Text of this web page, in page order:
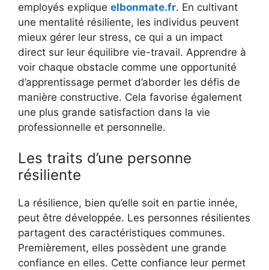
employés explique elbonmate.fr. En cultivant
une mentalité résiliente, les individus peuvent
mieux gérer leur stress, ce qui a un impact
direct sur leur équilibre vie-travail. Apprendre à
voir chaque obstacle comme une opportunité
d’apprentissage permet d’aborder les défis de
manière constructive. Cela favorise également
une plus grande satisfaction dans la vie
professionnelle et personnelle.
Les traits d’une personne
résiliente
La résilience, bien qu’elle soit en partie innée,
peut être développée. Les personnes résilientes
partagent des caractéristiques communes.
Premièrement, elles possèdent une grande
confiance en elles. Cette confiance leur permet